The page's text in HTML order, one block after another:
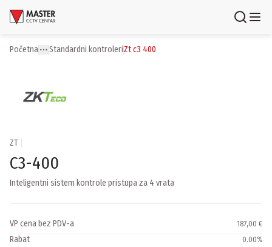
Uloguj se
Brendovi
Usluge i rešenja
Lokacije
Newsletter
Početna More
Toggle menu
standardni kontroleri zt c3 400
ZT
C3-400
Inteligentni sistem kontrole pristupa za 4 vrata
VP cena bez PDV-a 187,00 €
Rabat 0.00%